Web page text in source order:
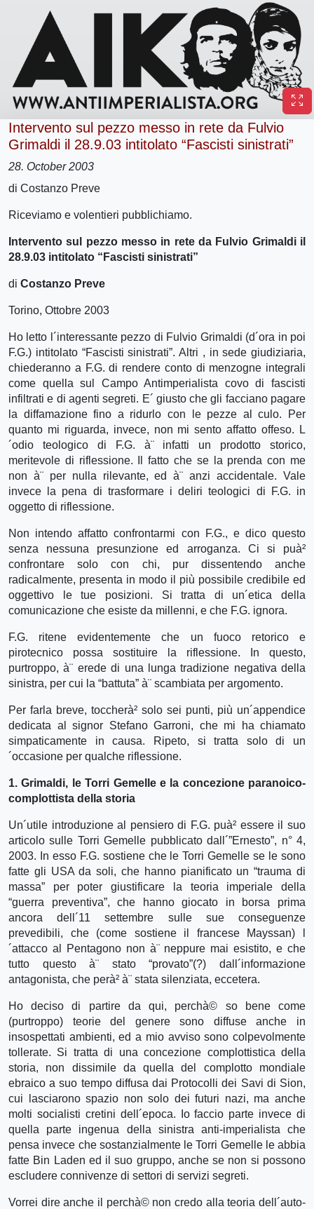
Intervento sul pezzo messo in rete da Fulvio
Grimaldi il 28.9.03 intitolato “Fascisti sinistrati”
28. October 2003
di Costanzo Preve
Riceviamo e volentieri pubblichiamo.
Intervento sul pezzo messo in rete da Fulvio Grimaldi il
28.9.03 intitolato “Fascisti sinistrati”
di Costanzo Preve
Torino, Ottobre 2003
Ho letto l´interessante pezzo di Fulvio Grimaldi (d´ora in poi
F.G.) intitolato “Fascisti sinistrati”. Altri , in sede giudiziaria,
chiederanno a F.G. di rendere conto di menzogne integrali
come quella sul Campo Antimperialista covo di fascisti
infiltrati e di agenti segreti. E´ giusto che gli facciano pagare
la diffamazione fino a ridurlo con le pezze al culo. Per
quanto mi riguarda, invece, non mi sento affatto offeso. L
´odio teologico di F.G. à¨ infatti un prodotto storico,
meritevole di riflessione. Il fatto che se la prenda con me
non à¨ per nulla rilevante, ed à¨ anzi accidentale. Vale
invece la pena di trasformare i deliri teologici di F.G. in
oggetto di riflessione.
Non intendo affatto confrontarmi con F.G., e dico questo
senza nessuna presunzione ed arroganza. Ci si puà²
confrontare solo con chi, pur dissentendo anche
radicalmente, presenta in modo il più possibile credibile ed
oggettivo le tue posizioni. Si tratta di un´etica della
comunicazione che esiste da millenni, e che F.G. ignora.
F.G. ritene evidentemente che un fuoco retorico e
pirotecnico possa sostituire la riflessione. In questo,
purtroppo, à¨ erede di una lunga tradizione negativa della
sinistra, per cui la “battuta” à¨ scambiata per argomento.
Per farla breve, toccherà² solo sei punti, più un´appendice
dedicata al signor Stefano Garroni, che mi ha chiamato
simpaticamente in causa. Ripeto, si tratta solo di un
´occasione per qualche riflessione.
1. Grimaldi, le Torri Gemelle e la concezione paranoico-
complottista della storia
Un´utile introduzione al pensiero di F.G. puà² essere il suo
articolo sulle Torri Gemelle pubblicato dall´”Ernesto”, n° 4,
2003. In esso F.G. sostiene che le Torri Gemelle se le sono
fatte gli USA da soli, che hanno pianificato un “trauma di
massa” per poter giustificare la teoria imperiale della
“guerra preventiva”, che hanno giocato in borsa prima
ancora dell´11 settembre sulle sue conseguenze
prevedibili, che (come sostiene il francese Mayssan) l
´attacco al Pentagono non à¨ neppure mai esistito, e che
tutto questo à¨ stato “provato”(?) dall´informazione
antagonista, che perà² à¨ stata silenziata, eccetera.
Ho deciso di partire da qui, perchà© so bene come
(purtroppo) teorie del genere sono diffuse anche in
insospettati ambienti, ed a mio avviso sono colpevolmente
tollerate. Si tratta di una concezione complottistica della
storia, non dissimile da quella del complotto mondiale
ebraico a suo tempo diffusa dai Protocolli dei Savi di Sion,
cui lasciarono spazio non solo dei futuri nazi, ma anche
molti socialisti cretini dell´epoca. Io faccio parte invece di
quella parte ingenua della sinistra anti-imperialista che
pensa invece che sostanzialmente le Torri Gemelle le abbia
fatte Bin Laden ed il suo gruppo, anche se non si possono
escludere connivenze di settori di servizi segreti.
Vorrei dire anche il perchà© non credo alla teoria dell´auto-